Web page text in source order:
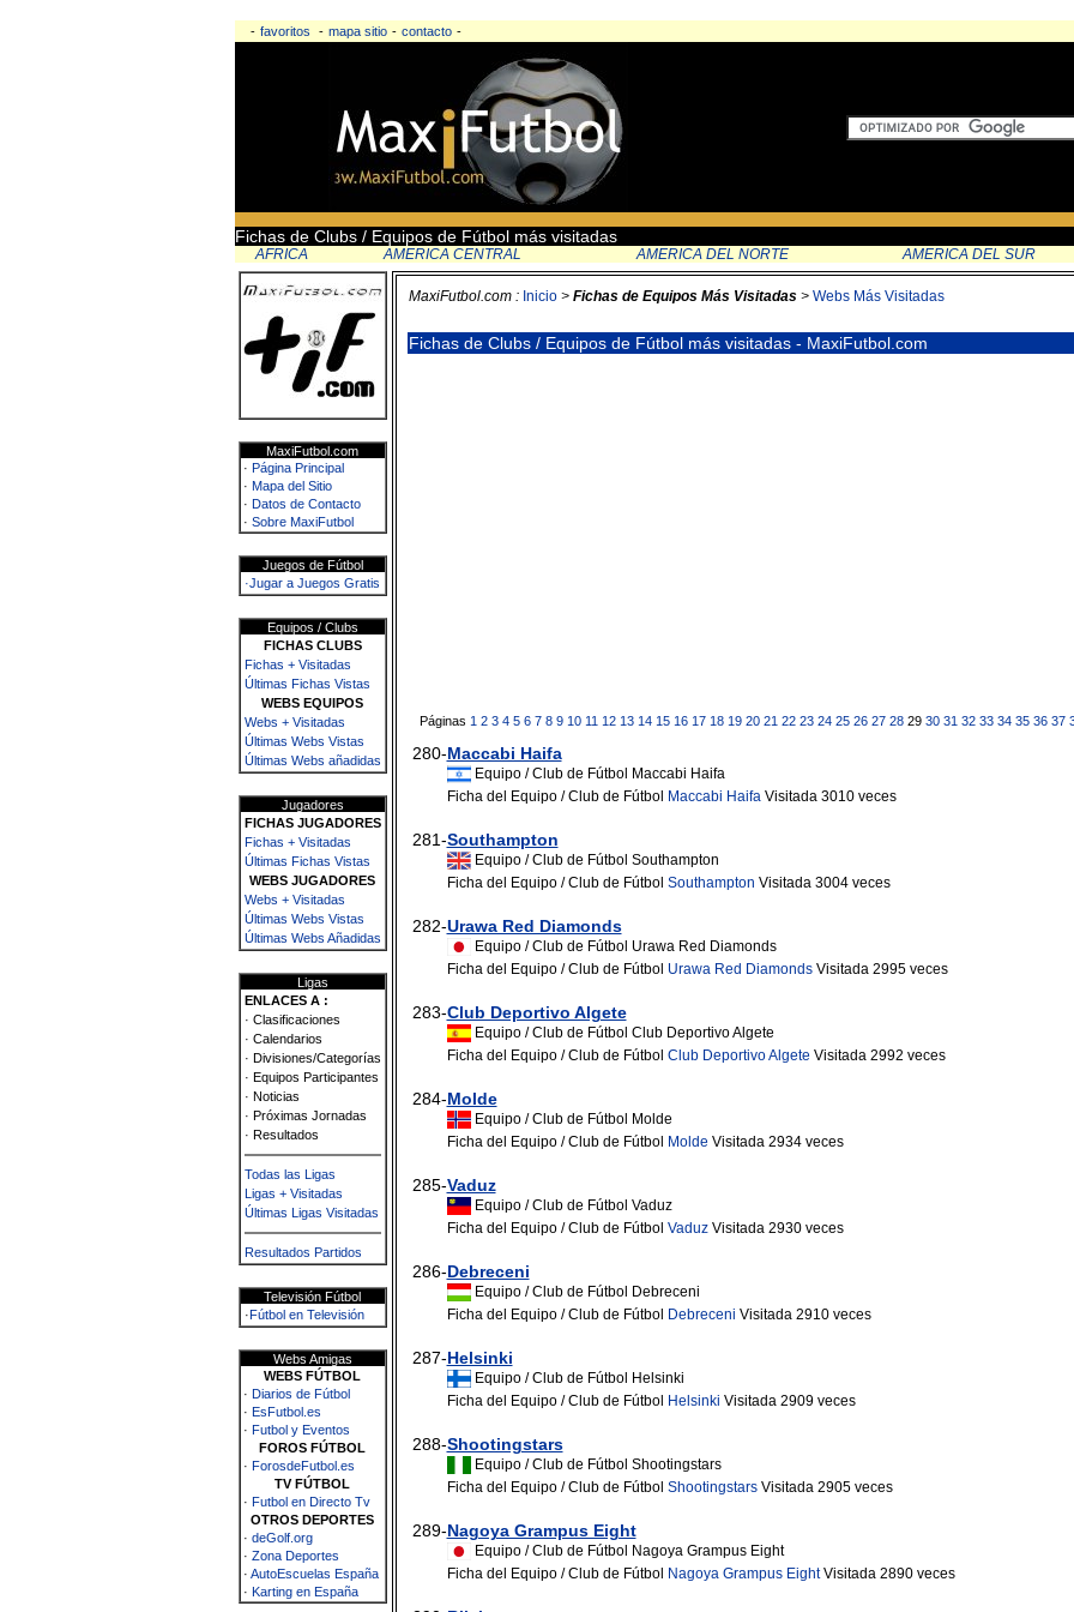
- favoritos - mapa sitio - contacto -
Fichas de Clubs / Equipos de Fútbol más visitadas
AFRICA AMERICA CENTRAL AMERICA DEL NORTE AMERICA DEL SUR
MaxiFutbol.com
· Página Principal
· Mapa del Sitio
· Datos de Contacto
· Sobre MaxiFutbol
Juegos de Fútbol
·Jugar a Juegos Gratis
Equipos / Clubs
FICHAS CLUBS
Fichas + Visitadas
Últimas Fichas Vistas
WEBS EQUIPOS
Webs + Visitadas
Últimas Webs Vistas
Últimas Webs añadidas
Jugadores
FICHAS JUGADORES
Fichas + Visitadas
Últimas Fichas Vistas
WEBS JUGADORES
Webs + Visitadas
Últimas Webs Vistas
Últimas Webs Añadidas
Ligas
ENLACES A :
· Clasificaciones
· Calendarios
· Divisiones/Categorías
· Equipos Participantes
· Noticias
· Próximas Jornadas
· Resultados
Todas las Ligas
Ligas + Visitadas
Últimas Ligas Visitadas
Resultados Partidos
Televisión Fútbol
·Fútbol en Televisión
Webs Amigas
WEBS FÚTBOL
· Diarios de Fútbol
· EsFutbol.es
· Futbol y Eventos
FOROS FÚTBOL
· ForosdeFutbol.es
TV FÚTBOL
· Futbol en Directo Tv
OTROS DEPORTES
· deGolf.org
· Zona Deportes
· AutoEscuelas España
· Karting en España
MaxiFutbol.com : Inicio> Fichas de Equipos Más Visitadas >Webs Más Visitadas
Fichas de Clubs / Equipos de Fútbol más visitadas - MaxiFutbol.com
Páginas 1 2 3 4 5 6 7 8 9 10 11 12 13 14 15 16 17 18 19 20 21 22 23 24 25 26 27 2829 30 31 32 33 34 35 36 37
280-Maccabi Haifa
Equipo / Club de Fútbol Maccabi Haifa
Ficha del Equipo / Club de Fútbol Maccabi HaifaVisitada 3010 veces
281-Southampton
Equipo / Club de Fútbol Southampton
Ficha del Equipo / Club de Fútbol Southampton Visitada 3004 veces
282-Urawa Red Diamonds
Equipo / Club de Fútbol Urawa Red Diamonds
Ficha del Equipo / Club de Fútbol Urawa Red DiamondsVisitada 2995 veces
283-Club Deportivo Algete
Equipo / Club de Fútbol Club Deportivo Algete
Ficha del Equipo / Club de Fútbol Club Deportivo Algete Visitada 2992 veces
284-Molde
Equipo / Club de Fútbol Molde
Ficha del Equipo / Club de Fútbol Molde Visitada 2934 veces
285-Vaduz
Equipo / Club de Fútbol Vaduz
Ficha del Equipo / Club de Fútbol VaduzVisitada 2930 veces
286-Debreceni
Equipo / Club de Fútbol Debreceni
Ficha del Equipo / Club de Fútbol Debreceni Visitada 2910 veces
287-Helsinki
Equipo / Club de Fútbol Helsinki
Ficha del Equipo / Club de Fútbol Helsinki Visitada 2909 veces
288-Shootingstars
Equipo / Club de Fútbol Shootingstars
Ficha del Equipo / Club de Fútbol ShootingstarsVisitada 2905 veces
289-Nagoya Grampus Eight
Equipo / Club de Fútbol Nagoya Grampus Eight
Ficha del Equipo / Club de Fútbol Nagoya Grampus EightVisitada 2890 veces